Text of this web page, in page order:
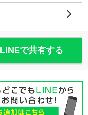
LINEで共有する